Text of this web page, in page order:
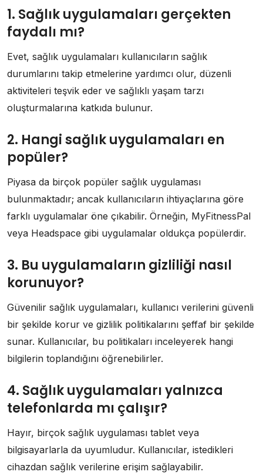
1. Sağlık uygulamaları gerçekten
faydalı mı?
Evet, sağlık uygulamaları kullanıcıların sağlık
durumlarını takip etmelerine yardımcı olur, düzenli
aktiviteleri teşvik eder ve sağlıklı yaşam tarzı
oluşturmalarına katkıda bulunur.
2. Hangi sağlık uygulamaları en
popüler?
Piyasa da birçok popüler sağlık uygulaması
bulunmaktadır; ancak kullanıcıların ihtiyaçlarına göre
farklı uygulamalar öne çıkabilir. Örneğin, MyFitnessPal
veya Headspace gibi uygulamalar oldukça popülerdir.
3. Bu uygulamaların gizliliği nasıl
korunuyor?
Güvenilir sağlık uygulamaları, kullanıcı verilerini güvenli
bir şekilde korur ve gizlilik politikalarını şeffaf bir şekilde
sunar. Kullanıcılar, bu politikaları inceleyerek hangi
bilgilerin toplandığını öğrenebilirler.
4. Sağlık uygulamaları yalnızca
telefonlarda mı çalışır?
Hayır, birçok sağlık uygulaması tablet veya
bilgisayarlarla da uyumludur. Kullanıcılar, istedikleri
cihazdan sağlık verilerine erişim sağlayabilir.